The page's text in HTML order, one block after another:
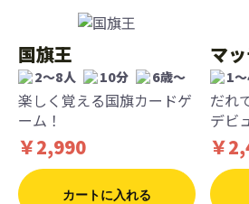
国旗王
2〜8人 10分 6歳〜
楽しく覚える国旗カードゲ
ーム！
￥2,990
カートに入れる
マ
1
だれ
デビ
￥